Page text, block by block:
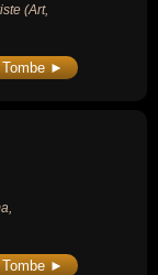
(Art,
Tombe ►
Tombe ►